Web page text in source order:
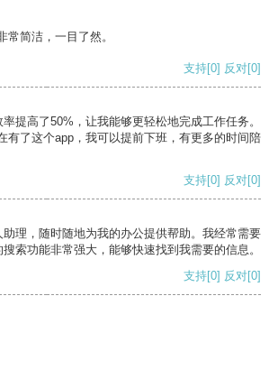
常简洁，一目了然。
支持[0] 反对[0]
提高了50%，让我能够更轻松地完成工作任务。
有了这个app，我可以提前下班，有更多的时间陪
支持[0] 反对[0]
理，随时随地为我的办公提供帮助。我经常需要
索功能非常强大，能够快速找到我需要的信息。
支持[0] 反对[0]